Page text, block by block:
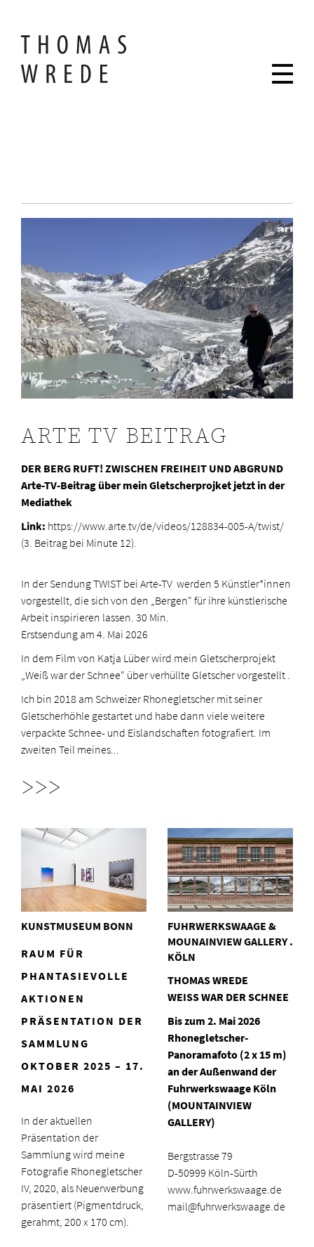
ARTE TV BEITRAG
DER BERG RUFT! ZWISCHEN FREIHEIT UND ABGRUND
Arte-TV-Beitrag über mein Gletscherprojket jetzt in der
Mediathek
Link: https://www.arte.tv/de/videos/128834-005-A/twist/
(3. Beitrag bei Minute 12).
In der Sendung TWIST bei Arte-TV werden 5 Künstler*innen
vorgestellt, die sich von den „Bergen“ für ihre künstlerische
Arbeit inspirieren lassen. 30 Min.
Erstsendung am 4. Mai 2026
In dem Film von Katja Lüber wird mein Gletscherprojekt
„Weiß war der Schnee“ über verhüllte Gletscher vorgestellt .
Ich bin 2018 am Schweizer Rhonegletscher mit seiner
Gletscherhöhle gestartet und habe dann viele weitere
verpackte Schnee- und Eislandschaften fotografiert. Im
zweiten Teil meines...
>>>
KUNSTMUSEUM BONN
RAUM FÜR
PHANTASIEVOLLE
AKTIONEN
PRÄSENTATION DER
SAMMLUNG
OKTOBER 2025 – 17.
MAI 2026
In der aktuellen
Präsentation der
Sammlung wird meine
Fotografie Rhonegletscher
IV, 2020, als Neuerwerbung
präsentiert (Pigmentdruck,
gerahmt, 200 x 170 cm).
FUHRWERKSWAAGE &
MOUNAINVIEW GALLERY .
KÖLN
THOMAS WREDE
WEISS WAR DER SCHNEE
Bis zum 2. Mai 2026
Rhonegletscher-
Panoramafoto (2 x 15 m)
an der Außenwand der
Fuhrwerkswaage Köln
(MOUNTAINVIEW
GALLERY)
Bergstrasse 79
D-50999 Köln-Sürth
www.fuhrwerkswaage.de
mail@fuhrwerkswaage.de